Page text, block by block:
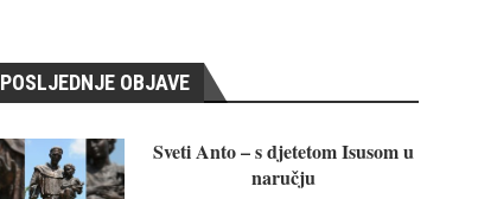
POSLJEDNJE OBJAVE
Sveti Anto – s djetetom Isusom u
naručju